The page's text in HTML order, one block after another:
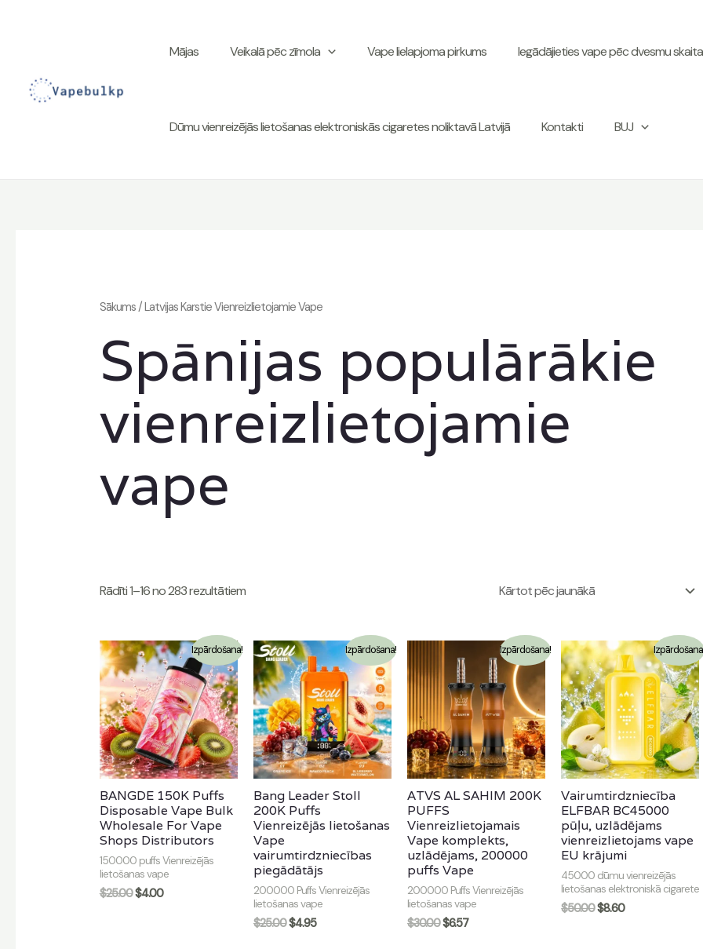
Mājas Veikalā pēc zīmola Vape lielapjoma pirkums Iegādājieties vape pēc dvesmu skaita
Dūmu vienreizējās lietošanas elektroniskās cigaretes noliktavā Latvijā Kontakti BUJ
Sākums/ Latvijas Karstie Vienreizlietojamie Vape
Spānijas populārākie
vienreizlietojamie
vape
Rādīti 1–16 no 283 rezultātiem
Izpārdošana!
BANGDE 150K Puffs
Disposable Vape Bulk
Wholesale For Vape
Shops Distributors
150000 puffs Vienreizējās
lietošanas vape
$25.00$4.00
Izpārdošana!
Bang Leader Stoll
200K Puffs
Vienreizējās lietošanas
Vape
vairumtirdzniecības
piegādātājs
200000 Puffs Vienreizējās
lietošanas vape
$25.00$4.95
Izpārdošana!
ATVS AL SAHIM 200K
PUFFS
Vienreizlietojamais
Vape komplekts,
uzlādējams, 200000
puffs Vape
200000 Puffs Vienreizējās
lietošanas vape
$30.00$6.57
Vairumtirdzniecība
ELFBAR BC45000
pūļu, uzlādējams
vienreizlietojams vape
EU krājumi
45000 dūmu vienreizējās
lietošanas elektroniskā cigarete
$50.00$8.60